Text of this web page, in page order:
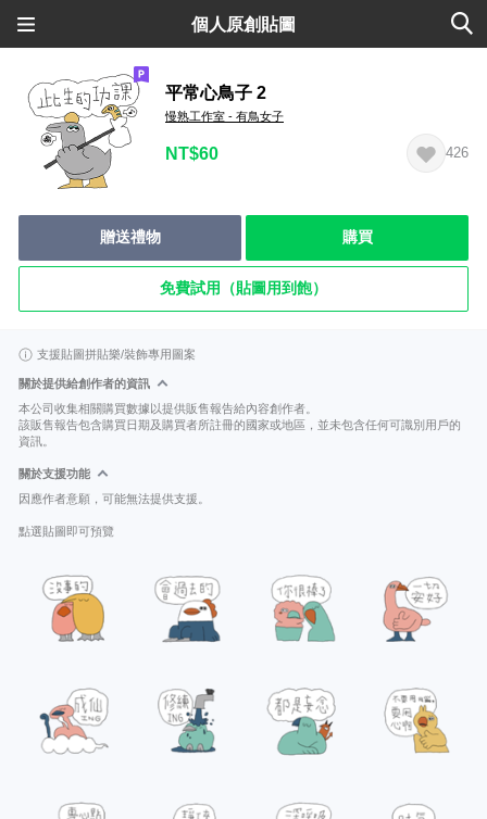
個人原創貼圖
平常心鳥子 2
慢熟工作室 - 有鳥女子
NT$60 426
贈送禮物 購買
免費試用（貼圖用到飽）
支援貼圖拼貼樂/裝飾專用圖案
關於提供給創作者的資訊
本公司收集相關購買數據以提供販售報告給內容創作者。
該販售報告包含購買日期及購買者所註冊的國家或地區，並未包含任何可識別用戶的
資訊。
關於支援功能
因應作者意願，可能無法提供支援。
點選貼圖即可預覽